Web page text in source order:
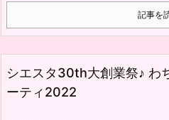
記事を
シエスタ30th大創業祭♪ わ
ーティ2022